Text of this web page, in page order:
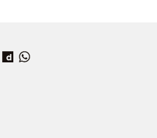
YouTube
Dailymotion